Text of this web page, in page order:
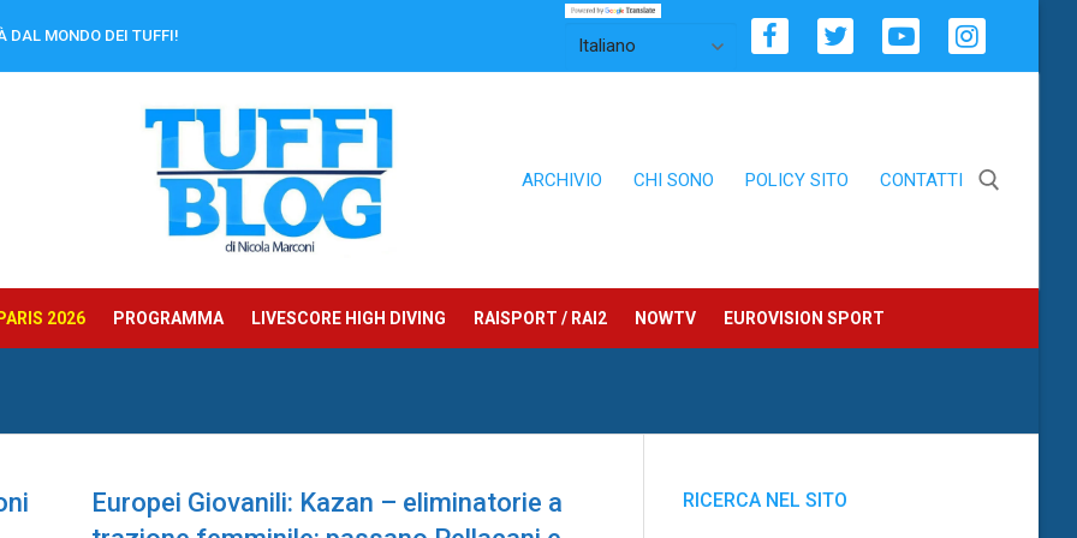
DAL MONDO DEI TUFFI!
ARCHIVIO CHI SONO POLICY SITO CONTATTI
2026 PROGRAMMA LIVESCORE HIGH DIVING RAISPORT / RAI2 NOWTV EUROVISION SPORT
Europei Giovanili: Kazan – eliminatorie a
RICERCA NEL SITO